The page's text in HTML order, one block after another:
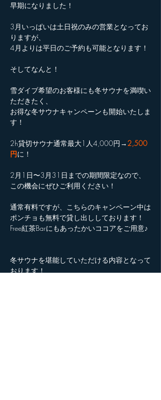
早期になりました！
3月いっぱいは土日祝のみの営業となってお
りますが、
4月よりは平日のご予約も可能となります！
そしてなんと！
雪ダイブ希望のお客様にも冬サウナを満喫い
ただきたく、
お得な冬サウナキャンペーンも開始いたしま
す！
2h貸切サウナ通常最大1人4,000円→ 2,500
円に！
2月1日〜3月31日までの期間限定なので、
この機会にぜひご利用ください！
通常有料ですが、こちらのキャンペーン中は
ポンチョも無料で貸し出ししております！
Free紅茶Barにもあったかいココアをご用意♪
冬サウナを堪能していただける内容となって
おります！